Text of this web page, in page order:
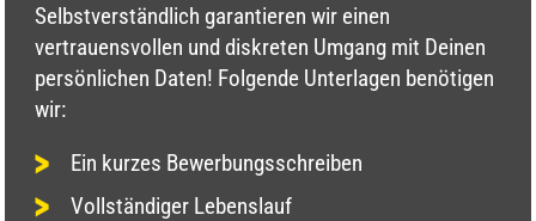
Selbstverständlich garantieren wir einen
vertrauensvollen und diskreten Umgang mit Deinen
persönlichen Daten! Folgende Unterlagen benötigen
wir:
Ein kurzes Bewerbungsschreiben
Vollständiger Lebenslauf